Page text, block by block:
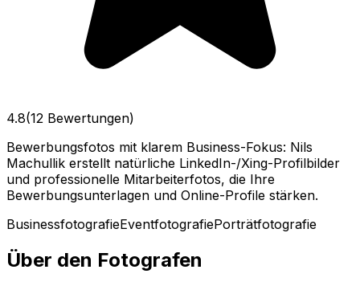
4.8(12 Bewertungen)
Bewerbungsfotos mit klarem Business-Fokus: Nils
Machullik erstellt natürliche LinkedIn-/Xing-Profilbilder
und professionelle Mitarbeiterfotos, die Ihre
Bewerbungsunterlagen und Online-Profile stärken.
BusinessfotografieEventfotografiePorträtfotografie
Über den Fotografen